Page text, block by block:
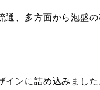
、多方面から泡盛
ンに詰め込みました